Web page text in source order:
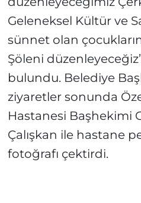
Geleneksel Kültür ve
sünnet olan
Şöleni
bulundu. Belediye
ziyaretler sonunda
Hastanesi Başhekimi
Çalışkan ile hastane
fotoğrafı çektirdi.